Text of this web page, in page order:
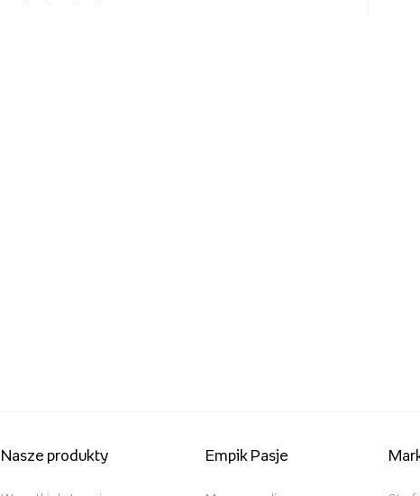
Nasze produkty Empik Pasje